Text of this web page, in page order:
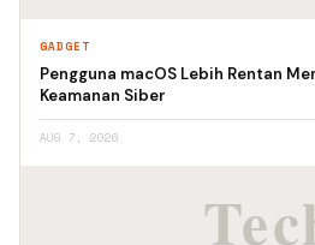
GADGET
Pengguna macOS Lebih Rentan
Keamanan Siber
AUG 7, 2026